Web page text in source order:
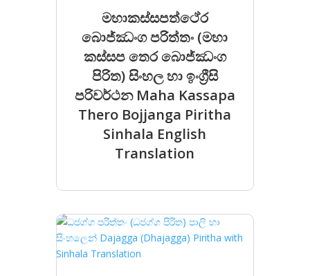
මහාකස්සපත්ථේර
බොජ්ඣංග පරිත්තං (මහා
කස්සප තෙර බොජ්ඣංග
පිරිත) සිංහල හා ඉංග්‍රීසි
පරිවර්ථන Maha Kassapa
Thero Bojjanga Piritha
Sinhala English
Translation